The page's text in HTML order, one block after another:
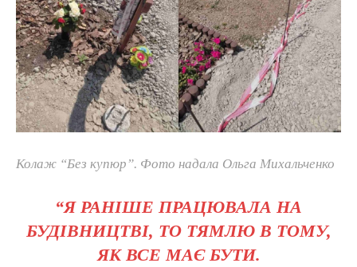
Колаж “Без купюр”. Фото надала Ольга Михальченко
“Я РАНІШЕ ПРАЦЮВАЛА НА
БУДІВНИЦТВІ, ТО ТЯМЛЮ В ТОМУ,
ЯК ВСЕ МАЄ БУТИ.